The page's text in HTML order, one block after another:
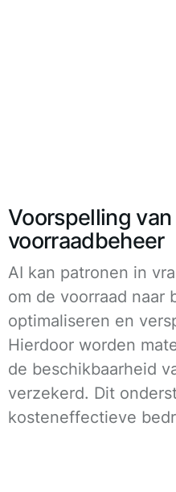
Voorspelling
voorraadbeheer
AI kan patronen in
om de voorraad naar
optimaliseren en
Hierdoor worden
de beschikbaarheid
verzekerd. Dit
kosteneffectieve